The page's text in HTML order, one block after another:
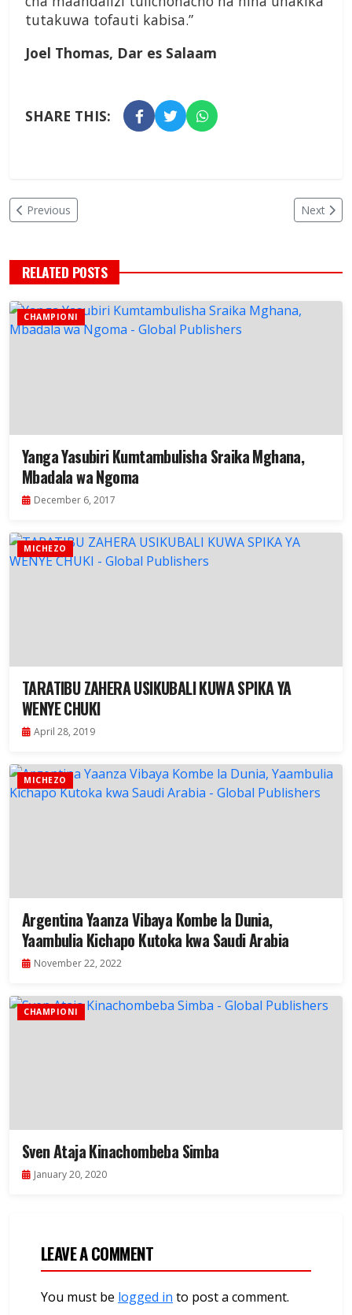
tutakuwa tofauti kabisa.”
Joel Thomas, Dar es Salaam
SHARE THIS:
Previous Next
RELATED POSTS
CHAMPIONI
Yanga Yasubiri Kumtambulisha Sraika Mghana,
Mbadala wa Ngoma
December 6, 2017
MICHEZO
TARATIBU ZAHERA USIKUBALI KUWA SPIKA YA
WENYE CHUKI
April 28, 2019
MICHEZO
Argentina Yaanza Vibaya Kombe la Dunia,
Yaambulia Kichapo Kutoka kwa Saudi Arabia
November 22, 2022
CHAMPIONI
Sven Ataja Kinachombeba Simba
January 20, 2020
LEAVE A COMMENT
You must be logged in to post a comment.